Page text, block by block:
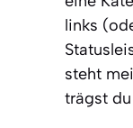
links
steht
trägst